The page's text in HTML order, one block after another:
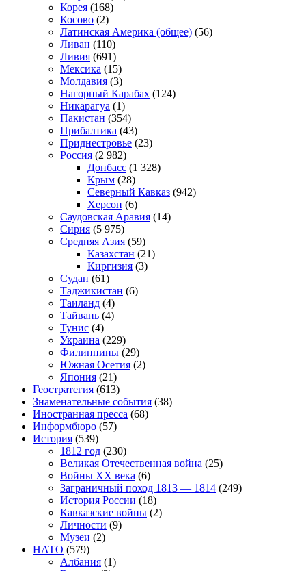
Корея (168)
Косово (2)
Латинская Америка (общее) (56)
Ливан (110)
Ливия (691)
Мексика (15)
Молдавия (3)
Нагорный Карабах (124)
Никарагуа (1)
Пакистан (354)
Прибалтика (43)
Приднестровье (23)
Россия (2 982)
Донбасс (1 328)
Крым (28)
Северный Кавказ (942)
Херсон (6)
Саудовская Аравия (14)
Сирия (5 975)
Средняя Азия (59)
Казахстан (21)
Киргизия (3)
Судан (61)
Таджикистан (6)
Таиланд (4)
Тайвань (4)
Тунис (4)
Украина (229)
Филиппины (29)
Южная Осетия (2)
Япония (21)
Геостратегия (613)
Знаменательные события (38)
Иностранная пресса (68)
Информбюро (57)
История (539)
1812 год (230)
Великая Отечественная война (25)
Войны XX века (6)
Заграничный поход 1813 — 1814 (249)
История России (18)
Кавказские войны (2)
Личности (9)
Музеи (2)
НАТО (579)
Албания (1)